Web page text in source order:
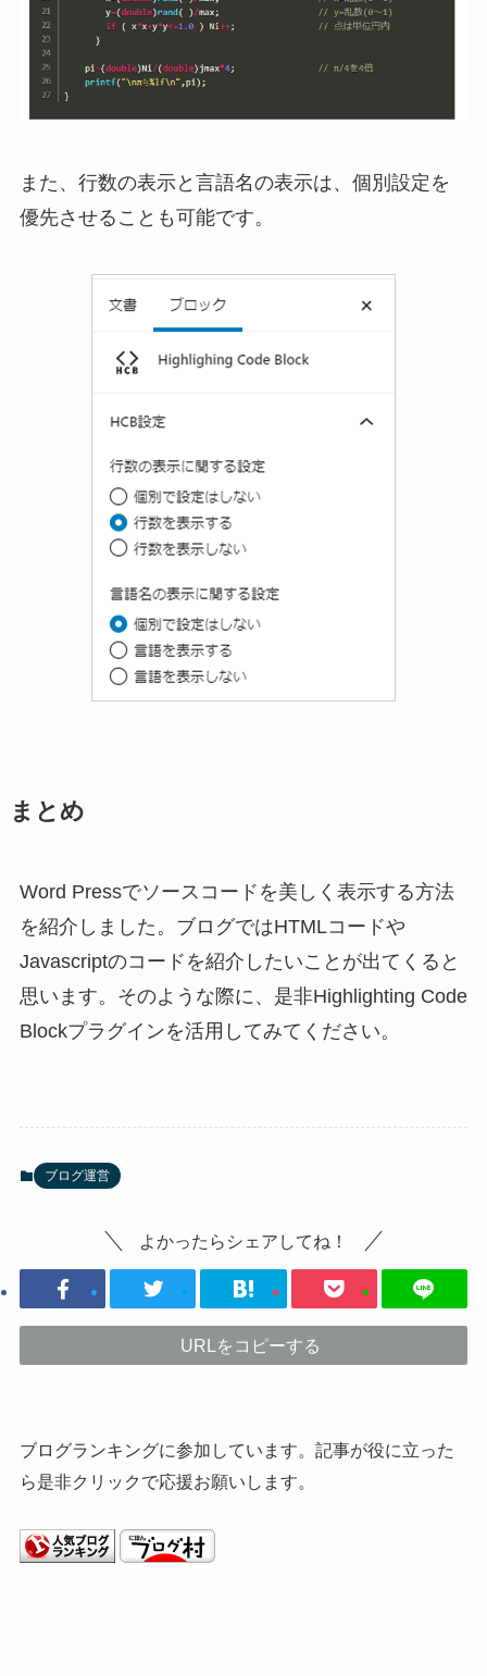
また、行数の表示と言語名の表示は、個別設定を
優先させることも可能です。
まとめ
Word Pressでソースコードを美しく表示する方法
を紹介しました。ブログではHTMLコードや
Javascriptのコードを紹介したいことが出てくると
思います。そのような際に、是非Highlighting Code
Blockプラグインを活用してみてください。
ブログ運営
よかったらシェアしてね！
URLをコピーする
ブログランキングに参加しています。記事が役に立った
ら是非クリックで応援お願いします。